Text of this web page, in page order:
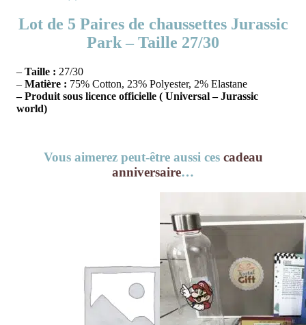
Lot de 5 Paires de chaussettes Jurassic
Park – Taille 27/30
– Taille : 27/30
– Matière : 75% Cotton, 23% Polyester, 2% Elastane
– Produit sous licence officielle ( Universal – Jurassic
world)
Vous aimerez peut-être aussi ces cadeau
anniversaire…